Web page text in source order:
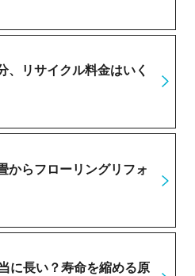
、リサイクル料金はいく
からフローリングリフォ
に長い？寿命を縮める原